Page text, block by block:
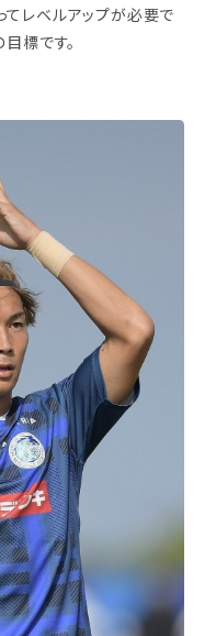
てレベルアップが必要で
標です。